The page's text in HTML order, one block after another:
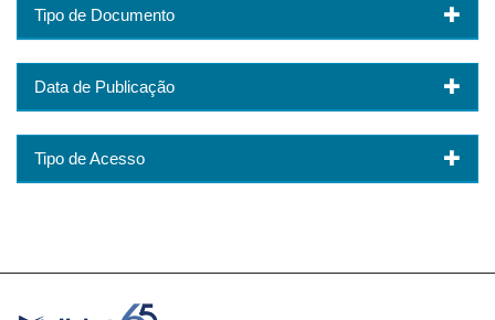
Tipo de Documento
Data de Publicação
Tipo de Acesso